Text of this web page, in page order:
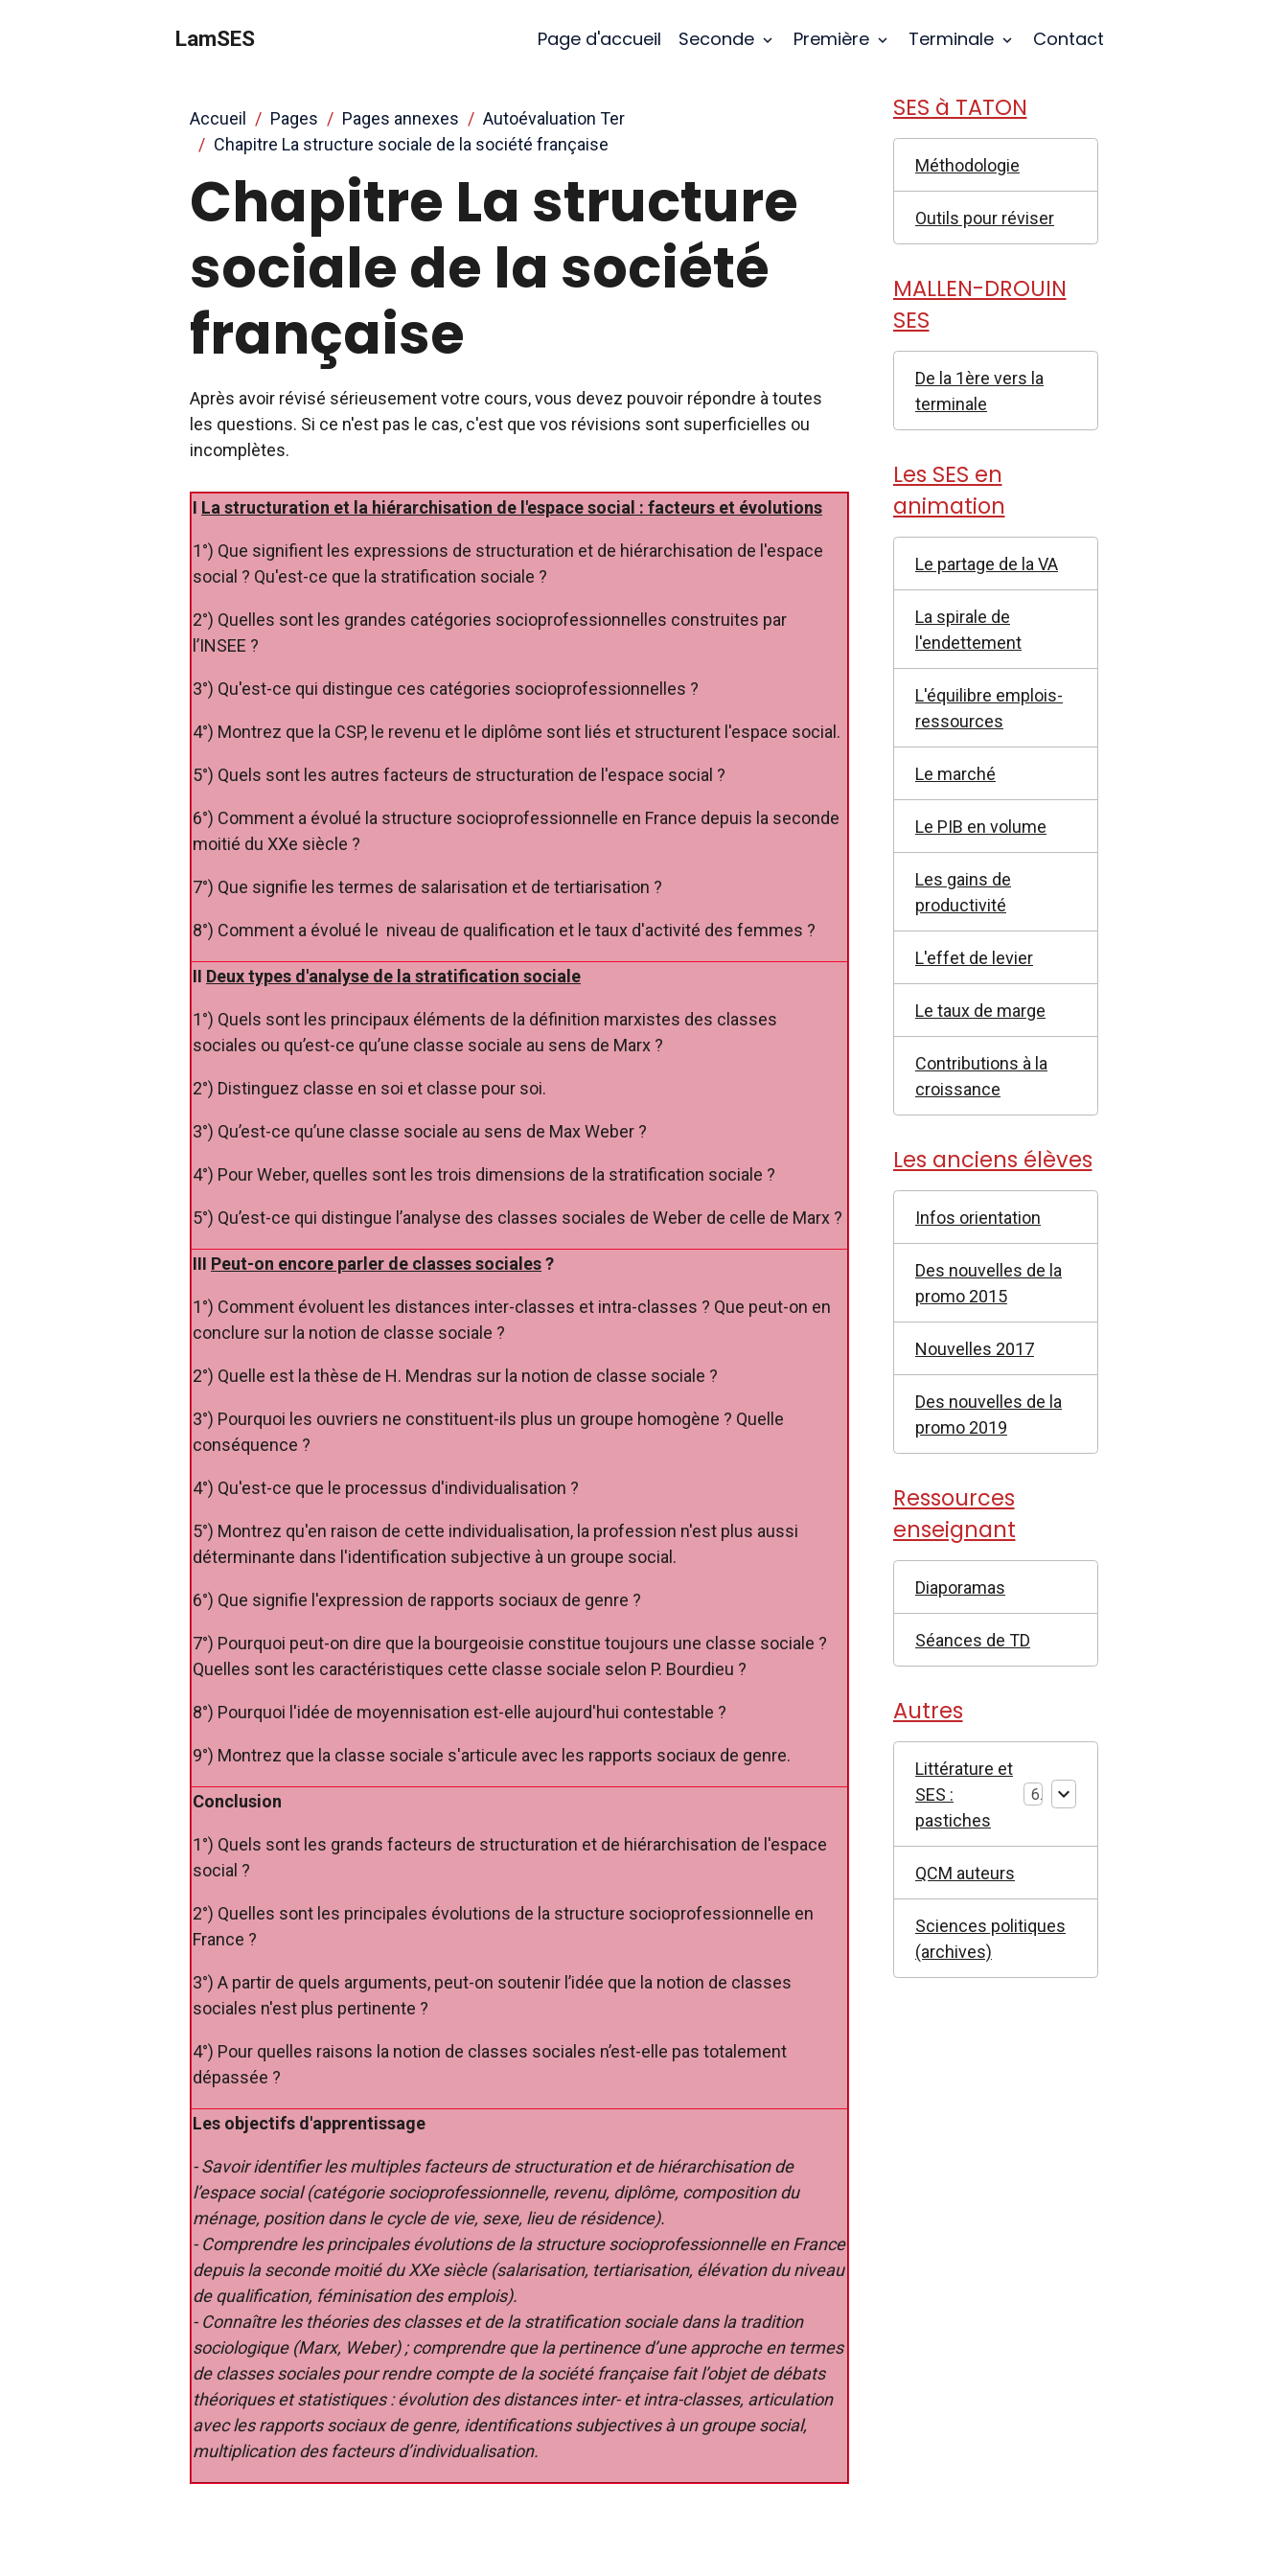
LamSES Page d'accueil Seconde Première Terminale Contact
Accueil Pages Pages annexes
Autoévaluation Ter
Chapitre La structure sociale de la société française
Chapitre La structure
sociale de la société
française
Après avoir révisé sérieusement votre cours, vous devez pouvoir répondre à toutes
les questions. Si ce n'est pas le cas, c'est que vos révisions sont superficielles ou
incomplètes.
I La structuration et la hiérarchisation de l'espace social : facteurs et évolutions
1°) Que signifient les expressions de structuration et de hiérarchisation de l'espace
social ? Qu'est-ce que la stratification sociale ?
2°) Quelles sont les grandes catégories socioprofessionnelles construites par
l’INSEE ?
3°) Qu'est-ce qui distingue ces catégories socioprofessionnelles ?
4°) Montrez que la CSP, le revenu et le diplôme sont liés et structurent l'espace social.
5°) Quels sont les autres facteurs de structuration de l'espace social ?
6°) Comment a évolué la structure socioprofessionnelle en France depuis la seconde
moitié du XXe siècle ?
7°) Que signifie les termes de salarisation et de tertiarisation ?
8°) Comment a évolué le niveau de qualification et le taux d'activité des femmes ?
II Deux types d'analyse de la stratification sociale
1°) Quels sont les principaux éléments de la définition marxistes des classes
sociales ou qu’est-ce qu’une classe sociale au sens de Marx ?
2°) Distinguez classe en soi et classe pour soi.
3°) Qu’est-ce qu’une classe sociale au sens de Max Weber ?
4°) Pour Weber, quelles sont les trois dimensions de la stratification sociale ?
5°) Qu’est-ce qui distingue l’analyse des classes sociales de Weber de celle de Marx ?
III Peut-on encore parler de classes sociales?
1°) Comment évoluent les distances inter-classes et intra-classes ? Que peut-on en
conclure sur la notion de classe sociale ?
2°) Quelle est la thèse de H. Mendras sur la notion de classe sociale ?
3°) Pourquoi les ouvriers ne constituent-ils plus un groupe homogène ? Quelle
conséquence ?
4°) Qu'est-ce que le processus d'individualisation ?
5°) Montrez qu'en raison de cette individualisation, la profession n'est plus aussi
déterminante dans l'identification subjective à un groupe social.
6°) Que signifie l'expression de rapports sociaux de genre ?
7°) Pourquoi peut-on dire que la bourgeoisie constitue toujours une classe sociale ?
Quelles sont les caractéristiques cette classe sociale selon P. Bourdieu ?
8°) Pourquoi l'idée de moyennisation est-elle aujourd'hui contestable ?
9°) Montrez que la classe sociale s'articule avec les rapports sociaux de genre.
Conclusion
1°) Quels sont les grands facteurs de structuration et de hiérarchisation de l'espace
social ?
2°) Quelles sont les principales évolutions de la structure socioprofessionnelle en
France ?
3°) A partir de quels arguments, peut-on soutenir l’idée que la notion de classes
sociales n'est plus pertinente ?
4°) Pour quelles raisons la notion de classes sociales n’est-elle pas totalement
dépassée ?
Les objectifs d'apprentissage
- Savoir identifier les multiples facteurs de structuration et de hiérarchisation de
l’espace social (catégorie socioprofessionnelle, revenu, diplôme, composition du
ménage, position dans le cycle de vie, sexe, lieu de résidence).
- Comprendre les principales évolutions de la structure socioprofessionnelle en France
depuis la seconde moitié du XXe siècle (salarisation, tertiarisation, élévation du niveau
de qualification, féminisation des emplois).
- Connaître les théories des classes et de la stratification sociale dans la tradition
sociologique (Marx, Weber) ; comprendre que la pertinence d’une approche en termes
de classes sociales pour rendre compte de la société française fait l’objet de débats
théoriques et statistiques : évolution des distances inter- et intra-classes, articulation
avec les rapports sociaux de genre, identifications subjectives à un groupe social,
multiplication des facteurs d’individualisation.
SES à TATON
Méthodologie
Outils pour réviser
MALLEN-DROUIN
SES
De la 1ère vers la
terminale
Les SES en
animation
Le partage de la VA
La spirale de
l'endettement
L'équilibre emplois-
ressources
Le marché
Le PIB en volume
Les gains de
productivité
L'effet de levier
Le taux de marge
Contributions à la
croissance
Les anciens élèves
Infos orientation
Des nouvelles de la
promo 2015
Nouvelles 2017
Des nouvelles de la
promo 2019
Ressources
enseignant
Diaporamas
Séances de TD
Autres
Littérature et
SES :
pastiches
6
QCM auteurs
Sciences politiques
(archives)